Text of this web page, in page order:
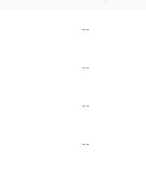
--
--
--
--